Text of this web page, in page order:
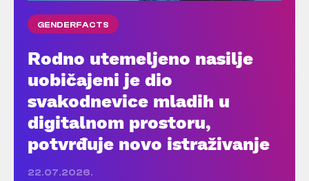
GENDERFACTS
Rodno utemeljeno nasilje
uobičajeni je dio
svakodnevice mladih u
digitalnom prostoru,
potvrđuje novo istraživanje
22.07.2026.